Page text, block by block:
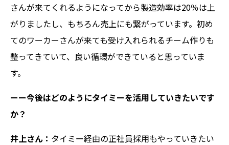
さんが来てくれるようになってから製造効率は20％は上
がりましたし、もちろん売上にも繋がっています。初め
てのワーカーさんが来ても受け入れられるチーム作りも
整ってきていて、良い循環ができていると思っていま
す。
ーー今後はどのようにタイミーを活用していきたいです
か？
井上さん： タイミー経由の正社員採用もやっていきたい